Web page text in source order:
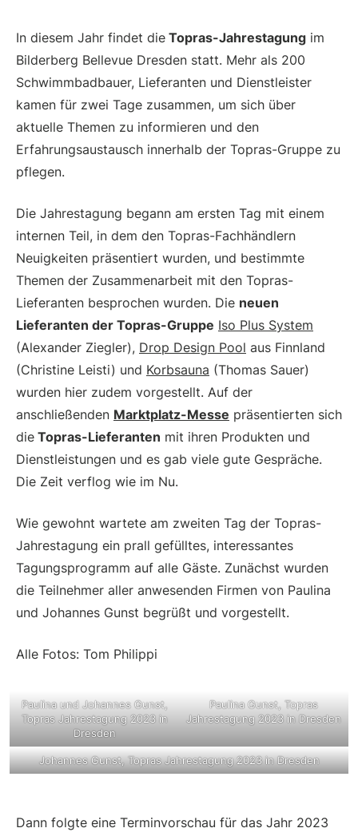
In diesem Jahr findet die Topras-Jahrestagung im
Bilderberg Bellevue Dresden statt. Mehr als 200
Schwimmbadbauer, Lieferanten und Dienstleister
kamen für zwei Tage zusammen, um sich über
aktuelle Themen zu informieren und den
Erfahrungsaustausch innerhalb der Topras-Gruppe zu
pflegen.
Die Jahrestagung begann am ersten Tag mit einem
internen Teil, in dem den Topras-Fachhändlern
Neuigkeiten präsentiert wurden, und bestimmte
Themen der Zusammenarbeit mit den Topras-
Lieferanten besprochen wurden. Die neuen
Lieferanten der Topras-Gruppe Iso Plus System
(Alexander Ziegler), Drop Design Pool aus Finnland
(Christine Leisti) und Korbsauna (Thomas Sauer)
wurden hier zudem vorgestellt. Auf der
anschließenden Marktplatz-Messe präsentierten sich
die Topras-Lieferanten mit ihren Produkten und
Dienstleistungen und es gab viele gute Gespräche.
Die Zeit verflog wie im Nu.
Wie gewohnt wartete am zweiten Tag der Topras-
Jahrestagung ein prall gefülltes, interessantes
Tagungsprogramm auf alle Gäste. Zunächst wurden
die Teilnehmer aller anwesenden Firmen von Paulina
und Johannes Gunst begrüßt und vorgestellt.
Alle Fotos: Tom Philippi
Paulina und Johannes Gunst,
Topras Jahrestagung 2023 in
Dresden
Paulina Gunst, Topras
Jahrestagung 2023 in Dresden
Johannes Gunst, Topras Jahrestagung 2023 in Dresden
Dann folgte eine Terminvorschau für das Jahr 2023